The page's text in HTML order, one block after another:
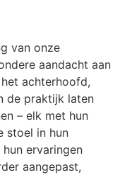
van onze
aandacht aan
achterhoofd,
de praktijk laten
– elk met hun
stoel in hun
ervaringen
aangepast,